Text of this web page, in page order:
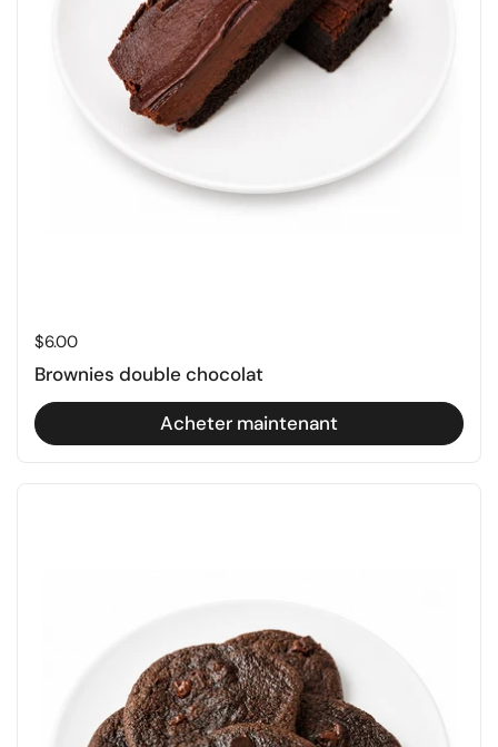
Prix régulier
$6.00
Brownies double chocolat
Acheter maintenant